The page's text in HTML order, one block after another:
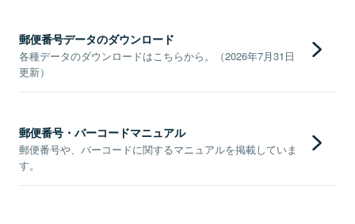
郵便番号データのダウンロード
各種データのダウンロードはこちらから。（2026年7月31日
更新）
郵便番号・バーコードマニュアル
郵便番号や、バーコードに関するマニュアルを掲載していま
す。